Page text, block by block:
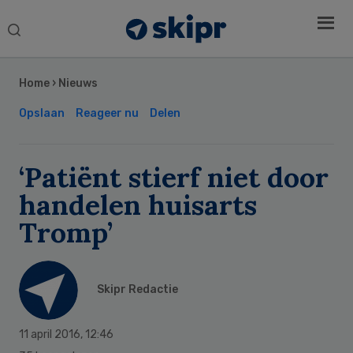
Search
Home › Nieuws
Opslaan Reageer nu Delen
‘Patiënt stierf niet door
handelen huisarts
Tromp’
Skipr Redactie
11 april 2016, 12:46
Sidebar